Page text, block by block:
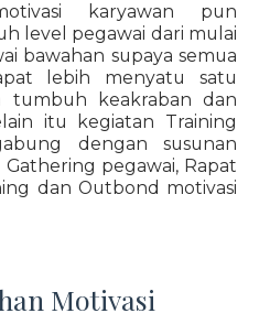
karyawan pun
level pegawai dari mulai
bawahan supaya semua
lebih menyatu satu
tumbuh keakraban dan
itu kegiatan Training
dengan susunan
pegawai, Rapat
dan Outbond motivasi
Motivasi